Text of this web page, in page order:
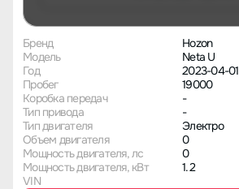
Бренд
Hozon
Модель
Neta U
Год
2023-04-01
Пробег
19000
Коробка передач
-
Тип привода
-
Тип двигателя
Электро
Объем двигателя
0
Мощность двигателя, лс
0
Мощность двигателя, кВт
1.2
VIN